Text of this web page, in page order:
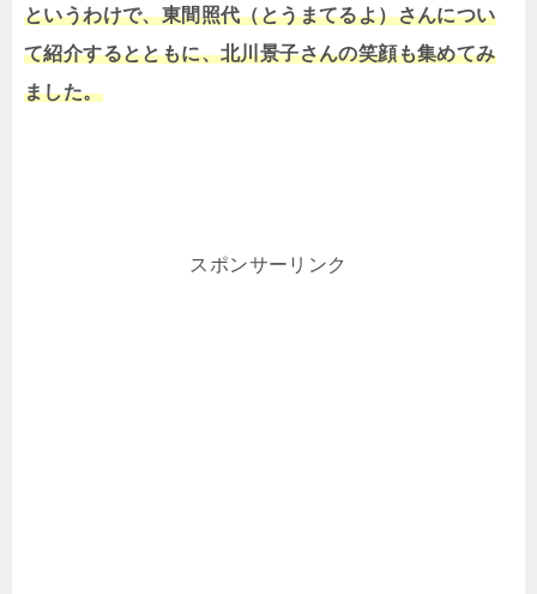
というわけで、東間照代（とうまてるよ）さんについ
て紹介するとともに、北川景子さんの笑顔も集めてみ
ました。
スポンサーリンク